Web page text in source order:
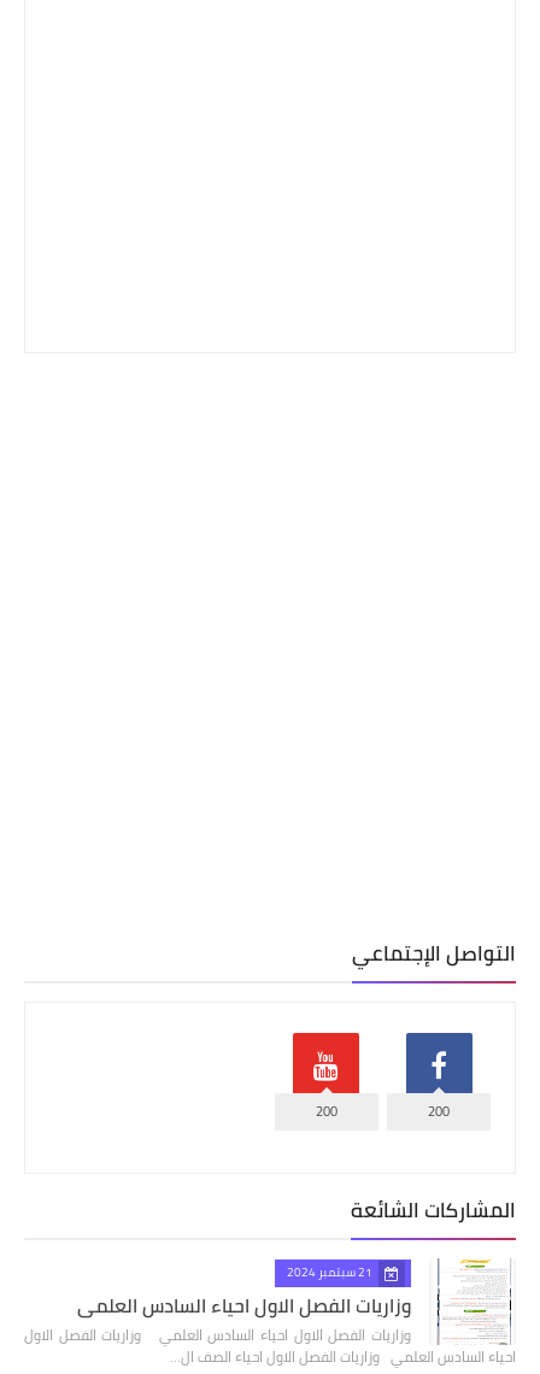
التواصل الإجتماعي
200
200
المشاركات الشائعة
21 سبتمبر 2024
وزاريات الفصل الاول احياء السادس العلمي
وزاريات الفصل الاول احياء السادس العلمي وزاريات الفصل الاول
احياء السادس العلمي وزاريات الفصل الاول احياء الصف ال…